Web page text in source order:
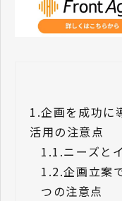
1.企画を成功に
活用の注意点
1.1.ニーズと
1.2.企画立案
つの注意点